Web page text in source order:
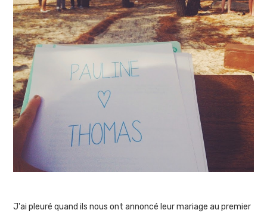
J'ai pleuré quand ils nous ont annoncé leur mariage au premier